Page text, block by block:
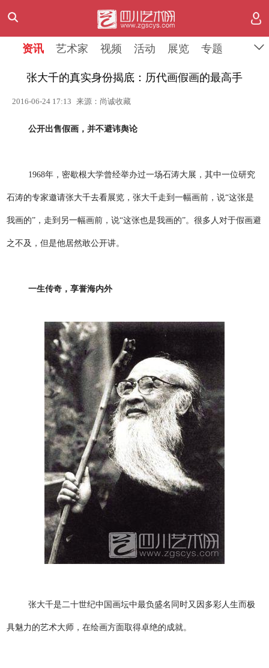
资讯 艺术家 视频 活动 展览 专题
张大千的真实身份揭底：历代画假画的最高手
2016-06-24 17:13 来源：尚诚收藏
公开出售假画，并不避讳舆论
1968年，密歇根大学曾经举办过一场石涛大展，其中一位研究
石涛的专家邀请张大千去看展览，张大千走到一幅画前，说“这张是
我画的”，走到另一幅画前，说“这张也是我画的”。很多人对于假画避
之不及，但是他居然敢公开讲。
一生传奇，享誉海内外
张大千是二十世纪中国画坛中最负盛名同时又因多彩人生而极
具魅力的艺术大师，在绘画方面取得卓绝的成就。